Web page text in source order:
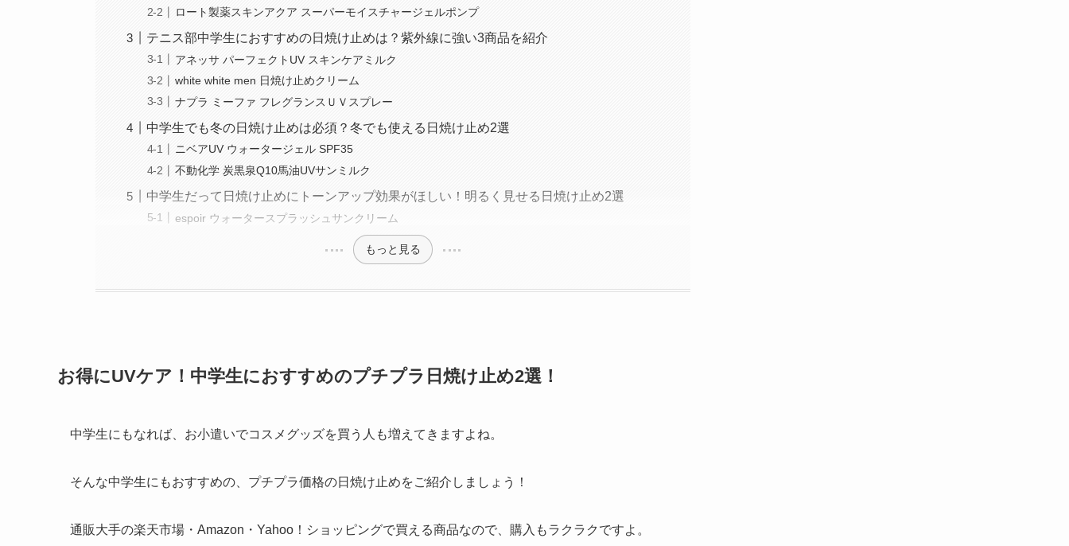
ロート製薬スキンアクア スーパーモイスチャージェルポンプ
テニス部中学生におすすめの日焼け止めは？紫外線に強い3商品を紹介
アネッサ パーフェクトUV スキンケアミルク
white white men 日焼け止めクリーム
ナプラ ミーファ フレグランスＵＶスプレー
中学生でも冬の日焼け止めは必須？冬でも使える日焼け止め2選
ニベアUV ウォータージェル SPF35
不動化学 炭黒泉Q10馬油UVサンミルク
中学生だって日焼け止めにトーンアップ効果がほしい！明るく見せる日焼け止め2選
espoir ウォータースプラッシュサンクリーム
もっと見る
お得にUVケア！中学生におすすめのプチプラ日焼け止め2選！
中学生にもなれば、お小遣いでコスメグッズを買う人も増えてきますよね。
そんな中学生にもおすすめの、プチプラ価格の日焼け止めをご紹介しましょう！
通販大手の楽天市場・Amazon・Yahoo！ショッピングで買える商品なので、購入もラクラクですよ。